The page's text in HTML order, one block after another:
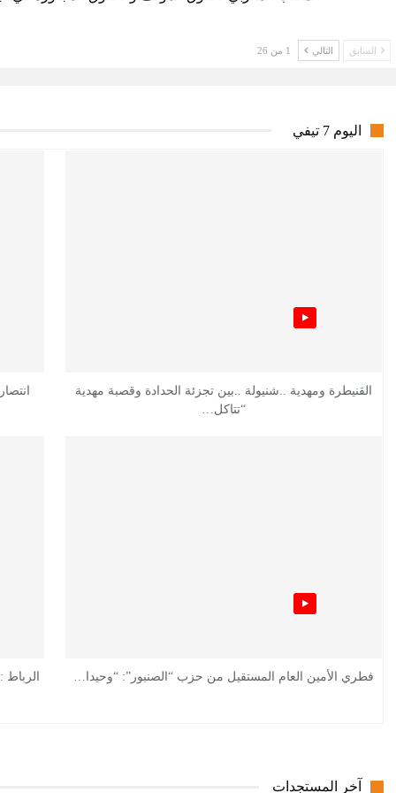
السابق التالي 1 من 26
اليوم 7 تيفي
القنيطرة ومهدية ..شنيولة ..بين تجزئة الحدادة وقصبة مهدية
“تتاكل…
فطري الأمين العام المستقيل من حزب “الصنبور”: “وحيدا…
آخر المستجدات